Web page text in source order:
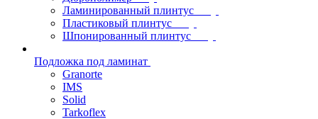
Ламинированный плинтус
Пластиковый плинтус
Шпонированный плинтус
Подложка под ламинат
Granorte
IMS
Solid
Tarkoflex